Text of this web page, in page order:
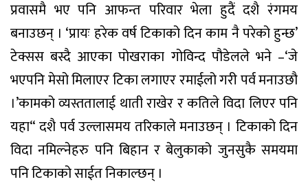
प्रवासमै भए पनि आफन्त परिवार भेला हुदैं दशै रंगमय
बनाउछन् । ‘प्रायः हरेक वर्ष टिकाको दिन काम नै परेको हुन्छ’
टेक्सस बस्दै आएका पोखराका गोविन्द पौडेलले भने –‘जे
भएपनि मेसो मिलाएर टिका लगाएर रमाईलो गरी पर्व मनाउछौ
।’कामको व्यस्ततालाई थाती राखेर र कतिले विदा लिएर पनि
यहा“ दशै पर्व उल्लासमय तरिकाले मनाउछन् । टिकाको दिन
विदा नमिल्नेहरु पनि बिहान र बेलुकाको जुनसुकै समयमा
पनि टिकाको साईत निकाल्छन् ।